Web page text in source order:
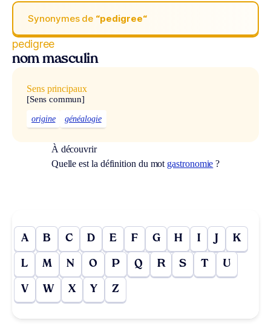
Synonymes de “pedigree“
pedigree
nom masculin
Sens principaux
[Sens commun]
origine généalogie
À découvrir
Quelle est la définition du mot gastronomie ?
A B C D E F G H I J K
L M N O P Q R S T U
V W X Y Z